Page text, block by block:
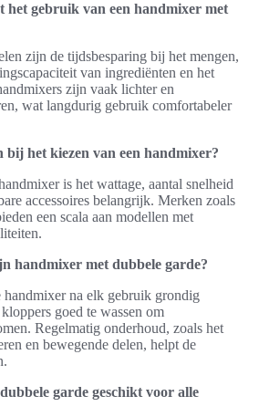
het gebruik van een handmixer met
zijn de tijdsbesparing bij het mengen,
van ingrediënten en het
zijn vaak lichter en
wat langdurig gebruik comfortabeler
bij het kiezen van een handmixer?
is het wattage, aantal snelheid
accessoires belangrijk. Merken zoals
een scala aan modellen met
handmixer met dubbele garde?
na elk gebruik grondig
goed te wassen om
Regelmatig onderhoud, zoals het
en bewegende delen, helpt de
garde geschikt voor alle